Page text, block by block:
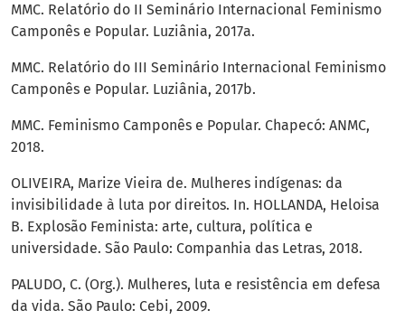
MMC. Relatório do II Seminário Internacional Feminismo
Camponês e Popular. Luziânia, 2017a.
MMC. Relatório do III Seminário Internacional Feminismo
Camponês e Popular. Luziânia, 2017b.
MMC. Feminismo Camponês e Popular. Chapecó: ANMC,
2018.
OLIVEIRA, Marize Vieira de. Mulheres indígenas: da
invisibilidade à luta por direitos. In. HOLLANDA, Heloisa
B. Explosão Feminista: arte, cultura, política e
universidade. São Paulo: Companhia das Letras, 2018.
PALUDO, C. (Org.). Mulheres, luta e resistência em defesa
da vida. São Paulo: Cebi, 2009.